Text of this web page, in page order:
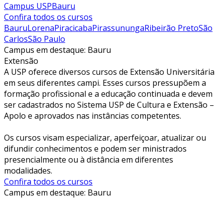
Campus USPBauru
Confira todos os cursos
BauruLorenaPiracicabaPirassunungaRibeirão PretoSão
CarlosSão Paulo
Campus em destaque: Bauru
Extensão
A USP oferece diversos cursos de Extensão Universitária
em seus diferentes campi. Esses cursos pressupõem a
formação profissional e a educação continuada e devem
ser cadastrados no Sistema USP de Cultura e Extensão –
Apolo e aprovados nas instâncias competentes.
Os cursos visam especializar, aperfeiçoar, atualizar ou
difundir conhecimentos e podem ser ministrados
presencialmente ou à distância em diferentes
modalidades.
Confira todos os cursos
Campus em destaque: Bauru